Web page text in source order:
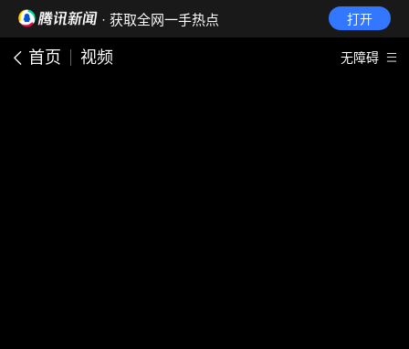
· 获取全网一手热点 打开
首页 视频 无障碍